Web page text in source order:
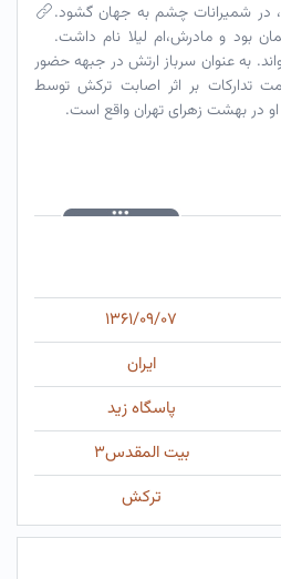
بیست و هفتم فروردین ۱۳۴۲، در شمیرانات چشم به جهان گشود.
بود و مادرش،ام لیلا نام داشت.
به عنوان سرباز ارتش در جبهه حضور
آذر ۱۳۶۱، با سمت تدارکات بر اثر اصابت ترکش توسط
در بهشت زهرای تهران واقع است.
۱۳۶۱/۰۹/۰۷
ایران
پاسگاه زید
بیت المقدس۳
ترکش